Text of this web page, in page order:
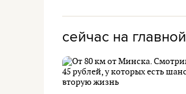
сейчас на главной